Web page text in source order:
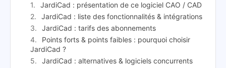
JardiCad : présentation de ce logiciel CAO / CAD
JardiCad : liste des fonctionnalités & intégrations
JardiCad : tarifs des abonnements
Points forts & points faibles : pourquoi choisir
JardiCad ?
JardiCad : alternatives & logiciels concurrents